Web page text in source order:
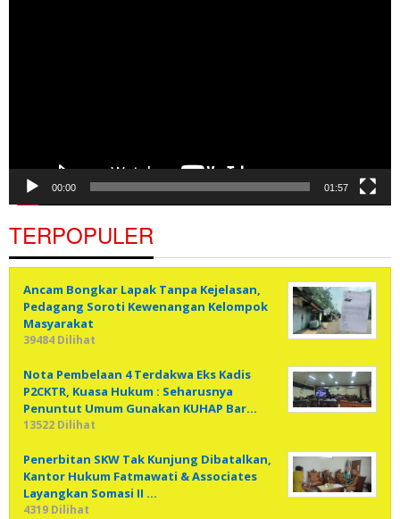
00:00 01:57
TERPOPULER
Ancam Bongkar Lapak Tanpa Kejelasan,
Pedagang Soroti Kewenangan Kelompok
Masyarakat
39484 Dilihat
Nota Pembelaan 4 Terdakwa Eks Kadis
P2CKTR, Kuasa Hukum : Seharusnya
Penuntut Umum Gunakan KUHAP Bar…
13522 Dilihat
Penerbitan SKW Tak Kunjung Dibatalkan,
Kantor Hukum Fatmawati & Associates
Layangkan Somasi II …
4319 Dilihat